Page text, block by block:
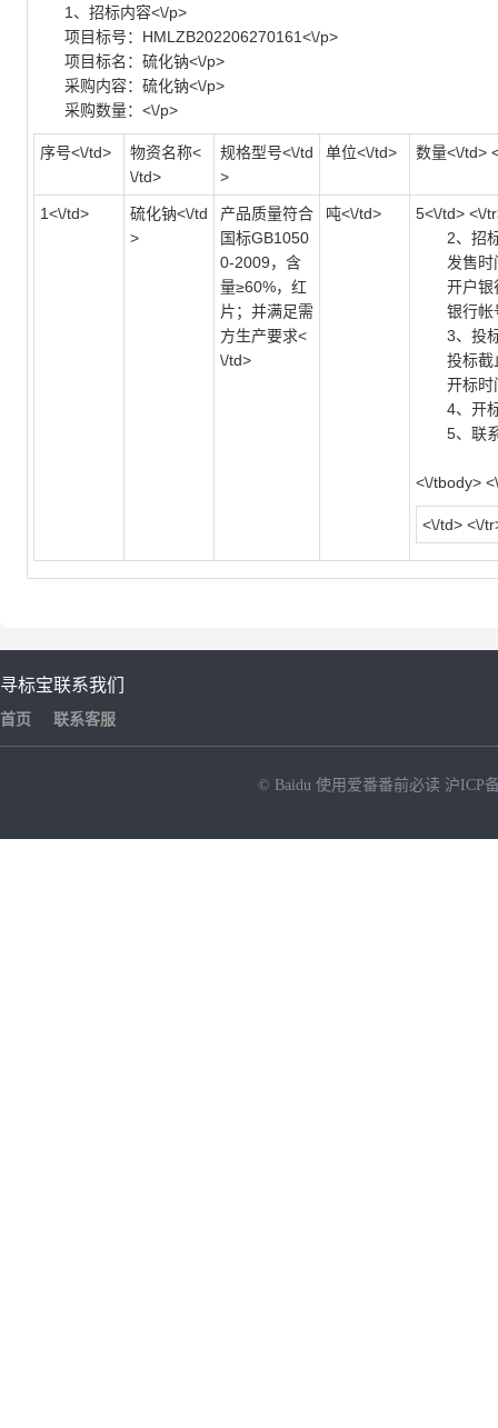
1、招标内容<\/p>
项目标号：HMLZB202206270161<\/p>
项目标名：硫化钠<\/p>
采购内容：硫化钠<\/p>
采购数量：<\/p>
序号<\/td>
物资名称<
\/td>
规格型号<\/td
>
单位<\/td> 数量<\/td>
1<\/td>
硫化钠<\/td
>
产品质量符合
国标GB1050
0-2009，含
量≥60%，红
片；并满足需
方生产要求<
\/td>
吨<\/td>
5<\/td> <\/
2、招标
发售时间
开户银行
银行帐
3、投标
投标截止
开标时间
4、开标
5、联系
<\/tbody>
<\/td> <\/
寻标宝
首页
联系我们
联系客服
© Baidu 使用爱番番前必读 沪ICP